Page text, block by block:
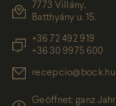
7773 Villány,
Batthyány u. 15.
+36 72 492 919
+36 30 9975 600
recepcio@bock.hu
Geöffnet: ganz Jahr